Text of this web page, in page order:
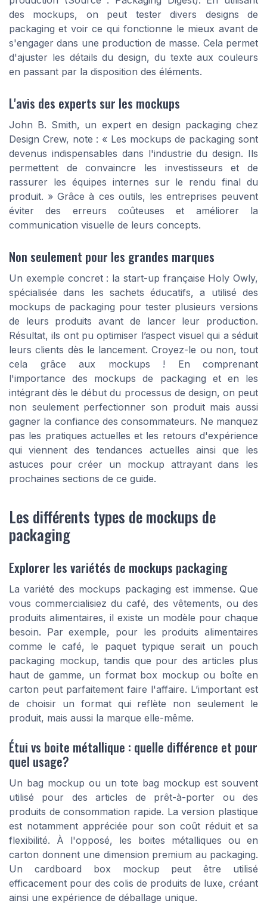
des mockups, on peut tester divers designs de
packaging et voir ce qui fonctionne le mieux avant de
s'engager dans une production de masse. Cela permet
d'ajuster les détails du design, du texte aux couleurs
en passant par la disposition des éléments.
L'avis des experts sur les mockups
John B. Smith, un expert en design packaging chez
Design Crew, note : « Les mockups de packaging sont
devenus indispensables dans l'industrie du design. Ils
permettent de convaincre les investisseurs et de
rassurer les équipes internes sur le rendu final du
produit. » Grâce à ces outils, les entreprises peuvent
éviter des erreurs coûteuses et améliorer la
communication visuelle de leurs concepts.
Non seulement pour les grandes marques
Un exemple concret : la start-up française Holy Owly,
spécialisée dans les sachets éducatifs, a utilisé des
mockups de packaging pour tester plusieurs versions
de leurs produits avant de lancer leur production.
Résultat, ils ont pu optimiser l’aspect visuel qui a séduit
leurs clients dès le lancement. Croyez-le ou non, tout
cela grâce aux mockups ! En comprenant
l'importance des mockups de packaging et en les
intégrant dès le début du processus de design, on peut
non seulement perfectionner son produit mais aussi
gagner la confiance des consommateurs. Ne manquez
pas les pratiques actuelles et les retours d'expérience
qui viennent des tendances actuelles ainsi que les
astuces pour créer un mockup attrayant dans les
prochaines sections de ce guide.
Les différents types de mockups de
packaging
Explorer les variétés de mockups packaging
La variété des mockups packaging est immense. Que
vous commercialisiez du café, des vêtements, ou des
produits alimentaires, il existe un modèle pour chaque
besoin. Par exemple, pour les produits alimentaires
comme le café, le paquet typique serait un pouch
packaging mockup, tandis que pour des articles plus
haut de gamme, un format box mockup ou boîte en
carton peut parfaitement faire l'affaire. L’important est
de choisir un format qui reflète non seulement le
produit, mais aussi la marque elle-même.
Étui vs boite métallique : quelle différence et pour
quel usage?
Un bag mockup ou un tote bag mockup est souvent
utilisé pour des articles de prêt-à-porter ou des
produits de consommation rapide. La version plastique
est notamment appréciée pour son coût réduit et sa
flexibilité. À l'opposé, les boites métalliques ou en
carton donnent une dimension premium au packaging.
Un cardboard box mockup peut être utilisé
efficacement pour des colis de produits de luxe, créant
ainsi une expérience de déballage unique.